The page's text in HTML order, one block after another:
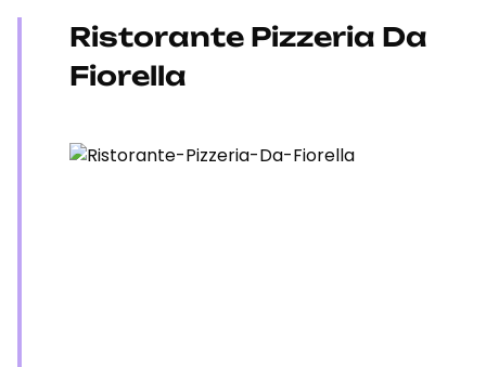
Ristorante Pizzeria Da
Fiorella